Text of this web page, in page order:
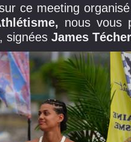
ce meeting
nous vous
signées James Técher